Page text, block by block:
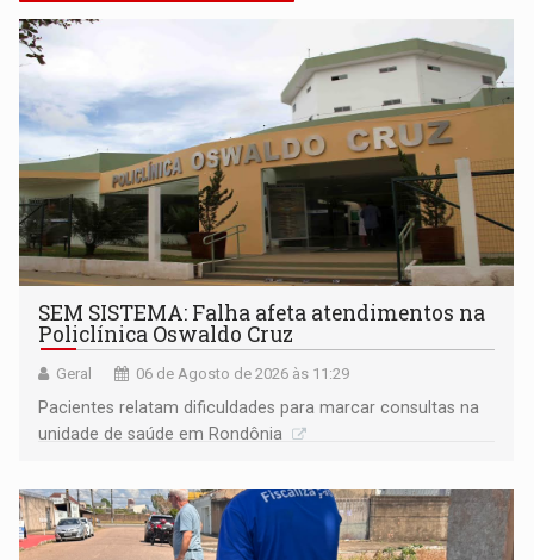
SEM SISTEMA: Falha afeta atendimentos na
Policlínica Oswaldo Cruz
Geral 06 de Agosto de 2026 às 11:29
Pacientes relatam dificuldades para marcar consultas na
unidade de saúde em Rondônia